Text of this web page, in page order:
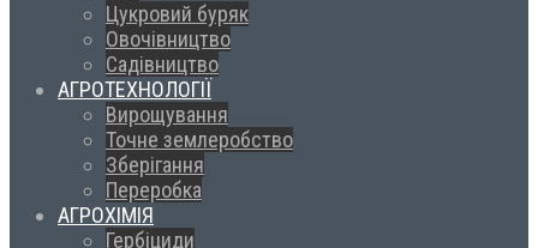
Цукровий буряк
Овочівництво
Садівництво
АГРОТЕХНОЛОГІЇ
Вирощування
Точне землеробство
Зберігання
Переробка
АГРОХІМІЯ
Гербіциди